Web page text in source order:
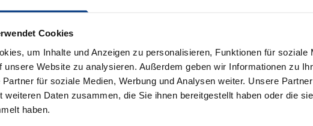
Cookies
um Inhalte und Anzeigen zu personalisieren, Funktionen für soziale
unsere Website zu analysieren. Außerdem geben wir Informationen zu
für soziale Medien, Werbung und Analysen weiter. Unsere
weiteren Daten zusammen, die Sie ihnen bereitgestellt haben oder die
haben.
Bibliografische Angaben